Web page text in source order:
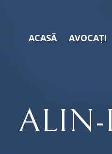
ACASĂ AVOCAȚI
ALIN-